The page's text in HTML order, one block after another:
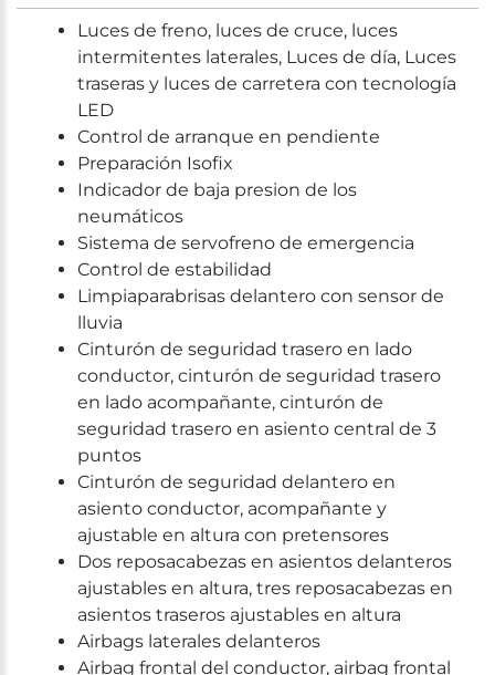
Luces de freno, luces de cruce, luces
intermitentes laterales, Luces de día, Luces
traseras y luces de carretera con tecnología
LED
Control de arranque en pendiente
Preparación Isofix
Indicador de baja presion de los
neumáticos
Sistema de servofreno de emergencia
Control de estabilidad
Limpiaparabrisas delantero con sensor de
lluvia
Cinturón de seguridad trasero en lado
conductor, cinturón de seguridad trasero
en lado acompañante, cinturón de
seguridad trasero en asiento central de 3
puntos
Cinturón de seguridad delantero en
asiento conductor, acompañante y
ajustable en altura con pretensores
Dos reposacabezas en asientos delanteros
ajustables en altura, tres reposacabezas en
asientos traseros ajustables en altura
Airbags laterales delanteros
Airbag frontal del conductor, airbag frontal